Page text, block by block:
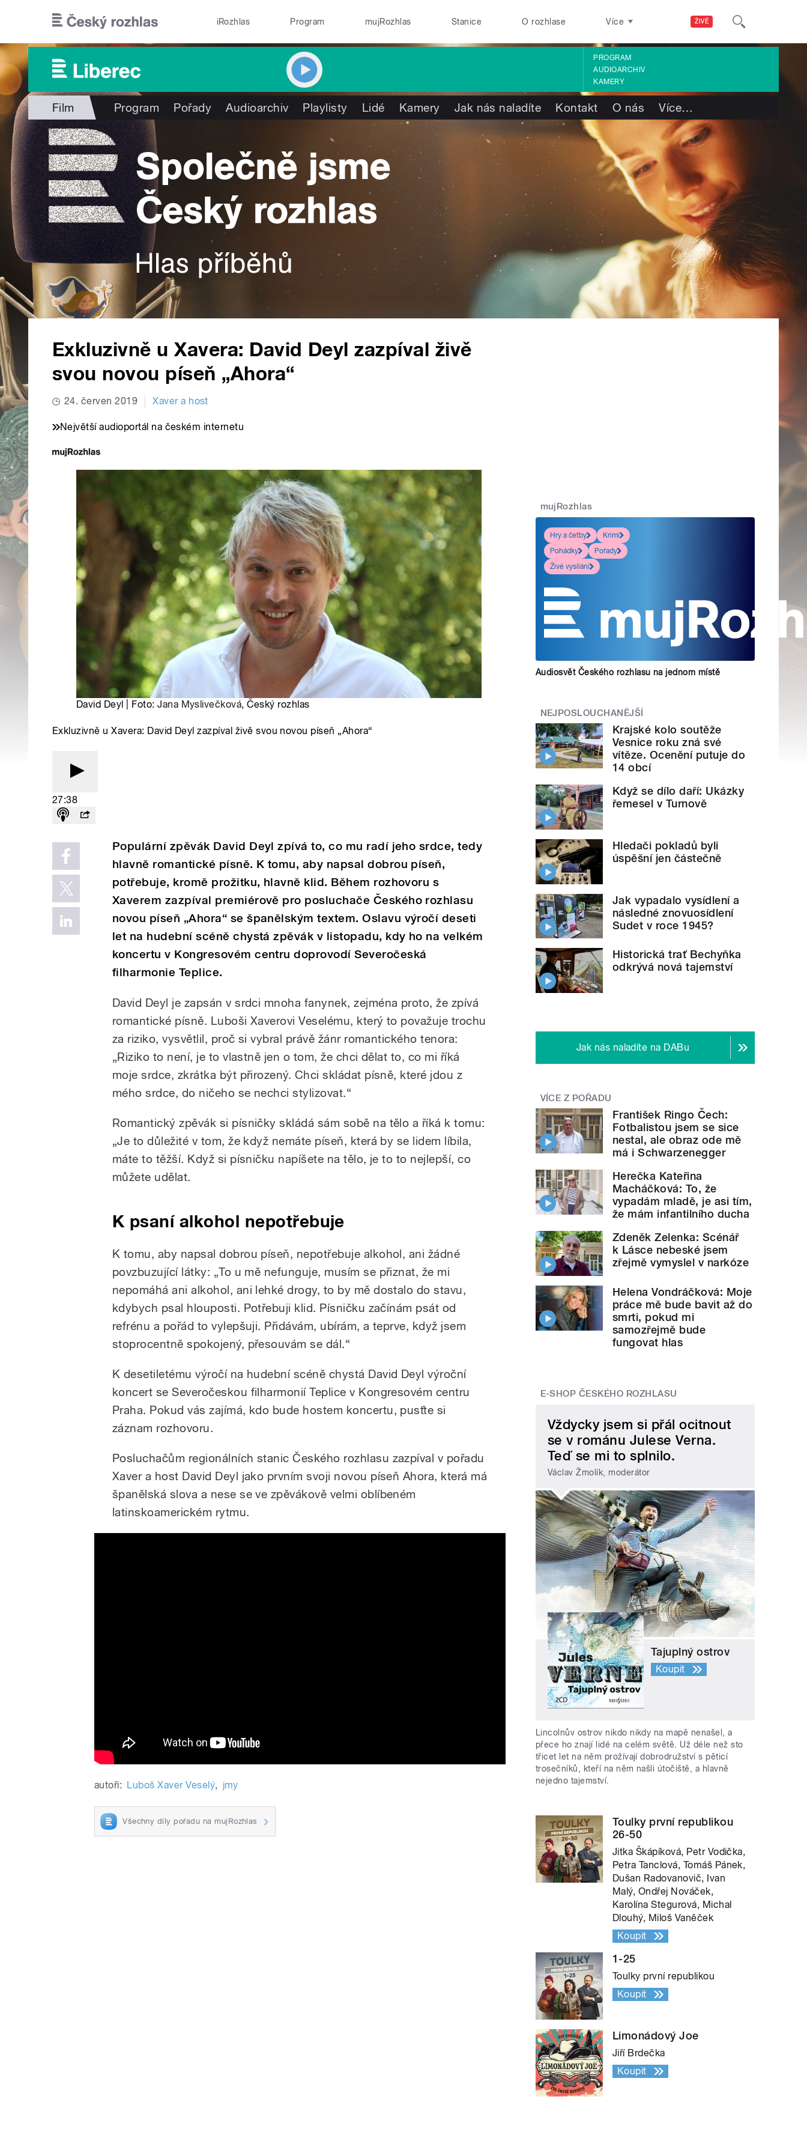
ŽIVĚ
iRozhlas Program mujRozhlas Stanice O rozhlase Více
PROGRAM
AUDIOARCHIV
KAMERY
Film Program Pořady Audioarchiv Playlisty Lidé Kamery Jak nás naladíte Kontakt O nás Více…
Exkluzivně u Xavera: David Deyl zazpíval živě
svou novou píseň „Ahora“
24. červen 2019 Xaver a host
Největší audioportál na českém internetu
David Deyl | Foto:Jana Myslivečková, Český rozhlas
Exkluzivně u Xavera: David Deyl zazpíval živě svou novou píseň „Ahora“
27:38
Populární zpěvák David Deyl zpívá to, co mu radí jeho srdce, tedy
hlavně romantické písně. K tomu, aby napsal dobrou píseň,
potřebuje, kromě prožitku, hlavně klid. Během rozhovoru s
Xaverem zazpíval premiérově pro posluchače Českého rozhlasu
novou píseň „Ahora“ se španělským textem. Oslavu výročí deseti
let na hudební scéně chystá zpěvák v listopadu, kdy ho na velkém
koncertu v Kongresovém centru doprovodí Severočeská
filharmonie Teplice.
David Deyl je zapsán v srdci mnoha fanynek, zejména proto, že zpívá
romantické písně. Luboši Xaverovi Veselému, který to považuje trochu
za riziko, vysvětlil, proč si vybral právě žánr romantického tenora:
„Riziko to není, je to vlastně jen o tom, že chci dělat to, co mi říká
moje srdce, zkrátka být přirozený. Chci skládat písně, které jdou z
mého srdce, do ničeho se nechci stylizovat.“
Romantický zpěvák si písničky skládá sám sobě na tělo a říká k tomu:
„Je to důležité v tom, že když nemáte píseň, která by se lidem líbila,
máte to těžší. Když si písničku napíšete na tělo, je to to nejlepší, co
můžete udělat.
K psaní alkohol nepotřebuje
K tomu, aby napsal dobrou píseň, nepotřebuje alkohol, ani žádné
povzbuzující látky: „To u mě nefunguje, musím se přiznat, že mi
nepomáhá ani alkohol, ani lehké drogy, to by mě dostalo do stavu,
kdybych psal hlouposti. Potřebuji klid. Písničku začínám psát od
refrénu a pořád to vylepšuji. Přidávám, ubírám, a teprve, když jsem
stoprocentně spokojený, přesouvám se dál.“
K desetiletému výročí na hudební scéně chystá David Deyl výroční
koncert se Severočeskou filharmonií Teplice v Kongresovém centru
Praha. Pokud vás zajímá, kdo bude hostem koncertu, pusťte si
záznam rozhovoru.
Posluchačům regionálních stanic Českého rozhlasu zazpíval v pořadu
Xaver a host David Deyl jako prvním svoji novou píseň Ahora, která má
španělská slova a nese se ve zpěvákově velmi oblíbeném
latinskoamerickém rytmu.
autoři: Luboš Xaver Veselý, jmy
Všechny díly pořadu na mujRozhlas
mujRozhlas
Hry a četby
Krimi
Pohádky
Pořady
Živé vysílání
Audiosvět Českého rozhlasu na jednom místě
NEJPOSLOUCHANĚJŠÍ
Krajské kolo soutěže
Vesnice roku zná své
vítěze. Ocenění putuje do
14 obcí
Když se dílo daří: Ukázky
řemesel v Turnově
Hledači pokladů byli
úspěšní jen částečně
Jak vypadalo vysídlení a
následné znovuosídlení
Sudet v roce 1945?
Historická trať Bechyňka
odkrývá nová tajemství
Jak nás naladíte na DABu
VÍCE Z POŘADU
František Ringo Čech:
Fotbalistou jsem se sice
nestal, ale obraz ode mě
má i Schwarzenegger
Herečka Kateřina
Macháčková: To, že
vypadám mladě, je asi tím,
že mám infantilního ducha
Zdeněk Zelenka: Scénář
k Lásce nebeské jsem
zřejmě vymyslel v narkóze
Helena Vondráčková: Moje
práce mě bude bavit až do
smrti, pokud mi
samozřejmě bude
fungovat hlas
E-SHOP ČESKÉHO ROZHLASU
Vždycky jsem si přál ocitnout
se v románu Julese Verna.
Teď se mi to splnilo.
Václav Žmolík, moderátor
Tajuplný ostrov
Koupit
Lincolnův ostrov nikdo nikdy na mapě nenašel, a
přece ho znají lidé na celém světě. Už déle než sto
třicet let na něm prožívají dobrodružství s pěticí
trosečníků, kteří na něm našli útočiště, a hlavně
nejedno tajemství.
Toulky první republikou
26-50
Jitka Škápíková, Petr Vodička,
Petra Tanclová, Tomáš Pánek,
Dušan Radovanovič, Ivan
Malý, Ondřej Nováček,
Karolína Stegurová, Michal
Dlouhý, Miloš Vaněček
Koupit
1-25
Toulky první republikou
Koupit
Limonádový Joe
Jiří Brdečka
Koupit